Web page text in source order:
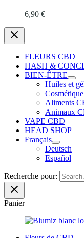
6,90 €
FLEURS CBD
HASH &
BIEN-ÊTRE
Huiles et
Cosmétique
Aliments
Animaux
VAPE CBD
HEAD SHOP
Français
Deutsch
Español
Recherche pour:
Panier